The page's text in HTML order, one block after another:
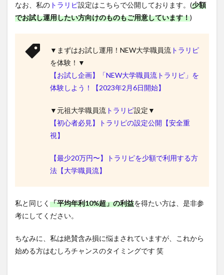
なお、私の トラリピ設定はこちらで公開しております。(少額
でお試し運用したい方向けのものもご用意しています！)
▼まずはお試し運用！NEW大学職員流 トラリピ
を体験！▼
【お試し企画】「NEW大学職員流トラリピ」を
体験しよう！【2023年2月6日開始】
▼元祖大学職員流 トラリピ設定▼
【初心者必見】トラリピの設定公開【安全重
視】
【最少20万円〜】トラリピを少額で利用する方
法【大学職員流】
私と同じく 「平均年利10%超」の利益を得たい方は、是非参
考にしてください。
ちなみに、私は絶賛含み損に悩まされていますが、これから
始める方はむしろチャンスのタイミングです 笑